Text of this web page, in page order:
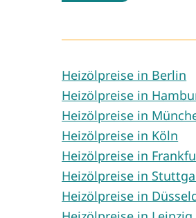
Heizölpreise in Berlin
Heizölpreise in
Heizölpreise in
Heizölpreise in Köln
Heizölpreise in
Heizölpreise in
Heizölpreise in